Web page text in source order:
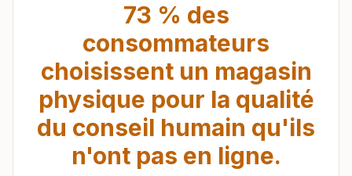
73 % des
consommateurs
choisissent un magasin
physique pour la qualité
du conseil humain qu'ils
n'ont pas en ligne.